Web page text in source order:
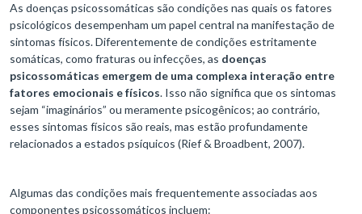
As doenças psicossomáticas são condições nas quais os fatores
psicológicos desempenham um papel central na manifestação de
sintomas físicos. Diferentemente de condições estritamente
somáticas, como fraturas ou infecções, as doenças
psicossomáticas emergem de uma complexa interação entre
fatores emocionais e físicos. Isso não significa que os sintomas
sejam “imaginários” ou meramente psicogênicos; ao contrário,
esses sintomas físicos são reais, mas estão profundamente
relacionados a estados psíquicos (Rief & Broadbent, 2007).
Algumas das condições mais frequentemente associadas aos
componentes psicossomáticos incluem: